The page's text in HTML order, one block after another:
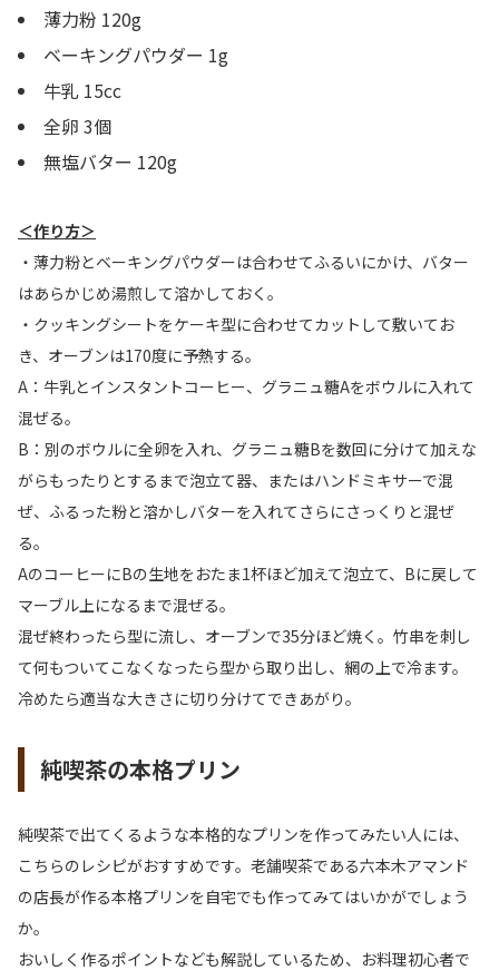
薄力粉 120g
ベーキングパウダー 1g
牛乳 15cc
全卵 3個
無塩バター 120g
＜作り方＞
・薄力粉とベーキングパウダーは合わせてふるいにかけ、バター
はあらかじめ湯煎して溶かしておく。
・クッキングシートをケーキ型に合わせてカットして敷いてお
き、オーブンは170度に予熱する。
A：牛乳とインスタントコーヒー、グラニュ糖Aをボウルに入れて
混ぜる。
B：別のボウルに全卵を入れ、グラニュ糖Bを数回に分けて加えな
がらもったりとするまで泡立て器、またはハンドミキサーで混
ぜ、ふるった粉と溶かしバターを入れてさらにさっくりと混ぜ
る。
AのコーヒーにBの生地をおたま1杯ほど加えて泡立て、Bに戻して
マーブル上になるまで混ぜる。
混ぜ終わったら型に流し、オーブンで35分ほど焼く。竹串を刺し
て何もついてこなくなったら型から取り出し、網の上で冷ます。
冷めたら適当な大きさに切り分けてできあがり。
純喫茶の本格プリン
純喫茶で出てくるような本格的なプリンを作ってみたい人には、
こちらのレシピがおすすめです。老舗喫茶である六本木アマンド
の店長が作る本格プリンを自宅でも作ってみてはいかがでしょう
か。
おいしく作るポイントなども解説しているため、お料理初心者で